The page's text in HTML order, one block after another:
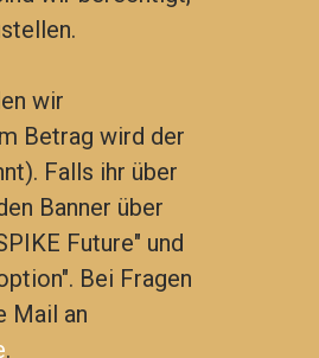
wir
Betrag wird der
Falls ihr über
Banner über
Future" und
Bei Fragen
Mail an
.